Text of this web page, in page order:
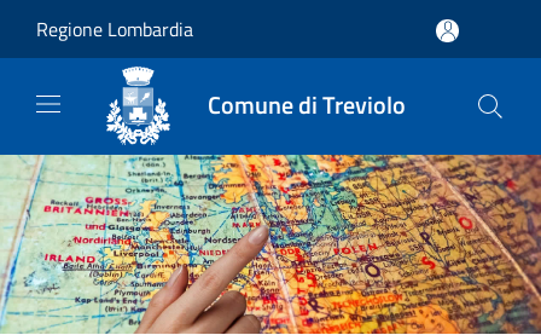
Regione Lombardia
Comune di Treviolo